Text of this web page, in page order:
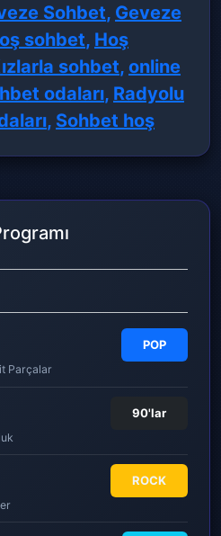
Sohbet, Geveze
sohbet, Hoş
sohbet, online
odaları, Radyolu
, Sohbet hoş
POP
Parçalar
90'lar
ROCK